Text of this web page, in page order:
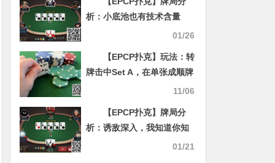
析：小底池也有技术含量
01/26
【EPCP扑克】玩法：转
牌击中Set A，在单张成顺牌
11/06
【EPCP扑克】牌局分
析：诱敌深入，我知道你知
01/21